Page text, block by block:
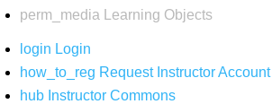
perm_media
Learning Objects
login Login
how_to_reg Request Instructor Account
hub Instructor Commons